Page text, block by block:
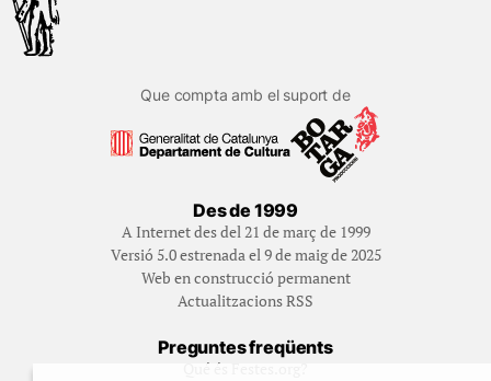
Que compta amb el suport de
Des de 1999
A Internet des del 21 de març de 1999
Versió 5.0 estrenada el 9 de maig de 2025
Web en construcció permanent
Actualitzacions RSS
Preguntes freqüents
Qué és Festes.org?